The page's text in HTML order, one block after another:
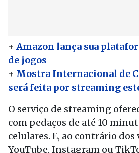
+ Amazon lança sua
de jogos
+ Mostra Internacional de
será feita por streaming
O serviço de streaming
com pedaços de até 10
celulares. E, ao contrário
YouTube, Instagram ou